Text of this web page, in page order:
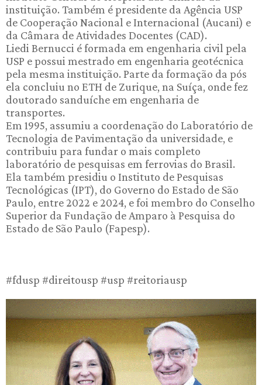
instituição. Também é presidente da Agência USP
de Cooperação Nacional e Internacional (Aucani) e
da Câmara de Atividades Docentes (CAD).
Liedi Bernucci é formada em engenharia civil pela
USP e possui mestrado em engenharia geotécnica
pela mesma instituição. Parte da formação da pós
ela concluiu no ETH de Zurique, na Suíça, onde fez
doutorado sanduíche em engenharia de
transportes.
Em 1995, assumiu a coordenação do Laboratório de
Tecnologia de Pavimentação da universidade, e
contribuiu para fundar o mais completo
laboratório de pesquisas em ferrovias do Brasil.
Ela também presidiu o Instituto de Pesquisas
Tecnológicas (IPT), do Governo do Estado de São
Paulo, entre 2022 e 2024, e foi membro do Conselho
Superior da Fundação de Amparo à Pesquisa do
Estado de São Paulo (Fapesp).
#fdusp #direitousp #usp #reitoriausp